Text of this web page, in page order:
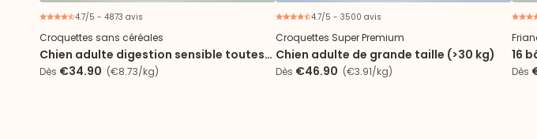
4.7/5 - 4873 avis
Croquettes sans céréales
Chien adulte digestion sensible toutes
tailles
Dès €34.90 (€8.73/kg)
4.7/5 - 3500 avis
Croquettes Super Premium
Chien adulte de grande taille (>30 kg)
Dès €46.90 (€3.91/kg)
16
Dès